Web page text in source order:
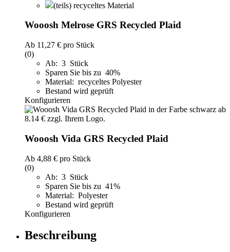
(teils) recyceltes Material
Wooosh Melrose GRS Recycled Plaid
Ab 11,27 € pro Stück
(0)
Ab: 3 Stück
Sparen Sie bis zu 40%
Material: recyceltes Polyester
Bestand wird geprüft
Konfigurieren
Wooosh Vida GRS Recycled Plaid
Ab 4,88 € pro Stück
(0)
Ab: 3 Stück
Sparen Sie bis zu 41%
Material: Polyester
Bestand wird geprüft
Konfigurieren
Beschreibung